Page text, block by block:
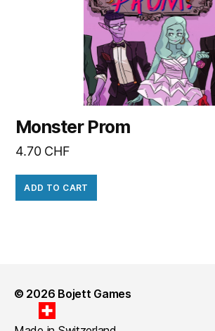
Monster Prom
4.70 CHF
ADD TO CART
© 2026 Bojett Games